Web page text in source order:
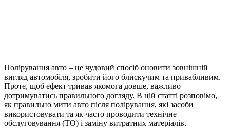
Полірування авто – це чудовий спосіб оновити зовнішній
вигляд автомобіля, зробити його блискучим та привабливим.
Проте, щоб ефект тривав якомога довше, важливо
дотримуватись правильного догляду. В цій статті розповімо,
як правильно мити авто після полірування, які засоби
використовувати та як часто проводити технічне
обслуговування (ТО) і заміну витратних матеріалів.